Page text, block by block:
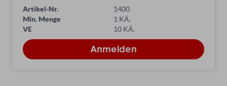
Artikel-Nr.
1400
Min. Menge
1 KÄ.
VE
10 KÄ.